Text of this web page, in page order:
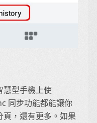
慧型手機上使
同步功能都能讓你
，還有更多。如果